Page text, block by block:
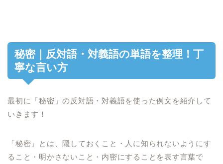
秘密｜反対語・対義語の単語を整理！丁
寧な言い方
最初に「秘密」の反対語・対義語を使った例文を紹介して
いきます！
「秘密」とは、隠しておくこと・人に知られないようにす
ること・明かさないこと・内密にすることを表す言葉で